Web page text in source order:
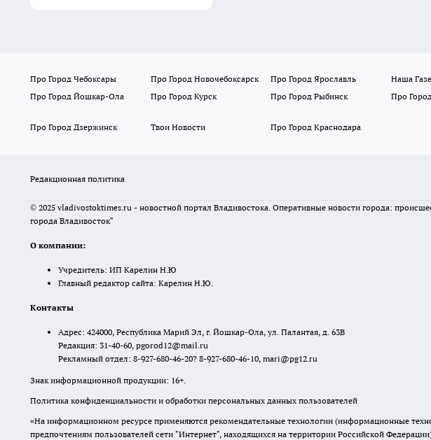
Про Город Чебоксары Про Город Новочебоксарск Про Город Ярославль Наша
Про Город Йошкар-Ола
Про Город Курск Про Город Рыбинск Про
Про Город Дзержинск
Твои Новости Про Город Краснодара
Редакционная политика
© 2025 vladivostoktimes.ru - новостной портал Владивостока. Оперативные новости города:
города Владивосток"
О компании:
Учредитель: ИП Карелин Н.Ю
Главный редактор сайта: Карелин Н.Ю.
Контакты
Адрес: 424000, Республика Марий Эл, г. Йошкар-Ола, ул. Палантая, д. 63В
Редакция: 31-40-60, pgorod12@mail.ru
Рекламный отдел: 8-927-680-46-20? 8-927-680-46-10, mari@pg12.ru
Знак информационной продукции: 16+.
Политика конфиденциальности и обработки персональных данных пользователей
«На информационном ресурсе применяются рекомендательные технологии (информационные
предпочтениям пользователей сети "Интернет", находящихся на территории Российской